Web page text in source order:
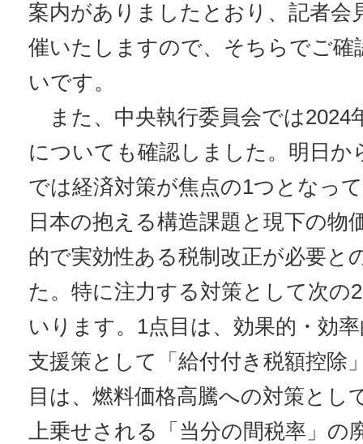
案内がありましたとおり、記者会
催いたしますので、そちらでご確
いです。
また、中央執行委員会では2024
についても確認しました。明日か
では経済対策が焦点の1つとなっ
日本の抱える構造課題と現下の物
的で実効性ある税制改正が必要と
た。特に注力する対策として次の
いります。1点目は、効果的・効
支援策として「給付付き税額控除
目は、燃料価格高騰への対策とし
上乗せされる「当分の間税率」の